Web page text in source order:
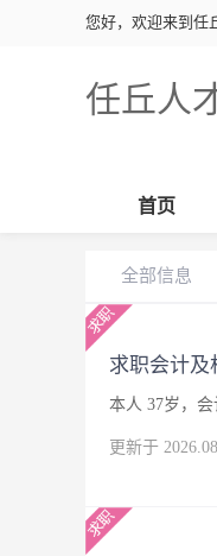
您好，欢迎来到任
任丘人
首页
全部信息
求职会计及
本人 37岁，
更新于